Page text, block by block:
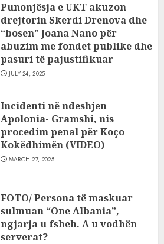
Punonjësja e UKT akuzon
drejtorin Skerdi Drenova dhe
“bosen” Joana Nano për
abuzim me fondet publike dhe
pasuri të pajustifikuar
JULY 24, 2025
Incidenti në ndeshjen
Apolonia- Gramshi, nis
procedim penal për Koço
Kokëdhimën (VIDEO)
MARCH 27, 2025
FOTO/ Persona të maskuar
sulmuan “One Albania”,
ngjarja u fsheh. A u vodhën
serverat?